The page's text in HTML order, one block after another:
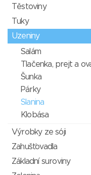
Těstoviny
Tuky
Uzeniny
Salám
Tlačenka, prejt a
Šunka
Párky
Slanina
Klobása
Výrobky ze sóji
Zahušťovadla
Základní suroviny